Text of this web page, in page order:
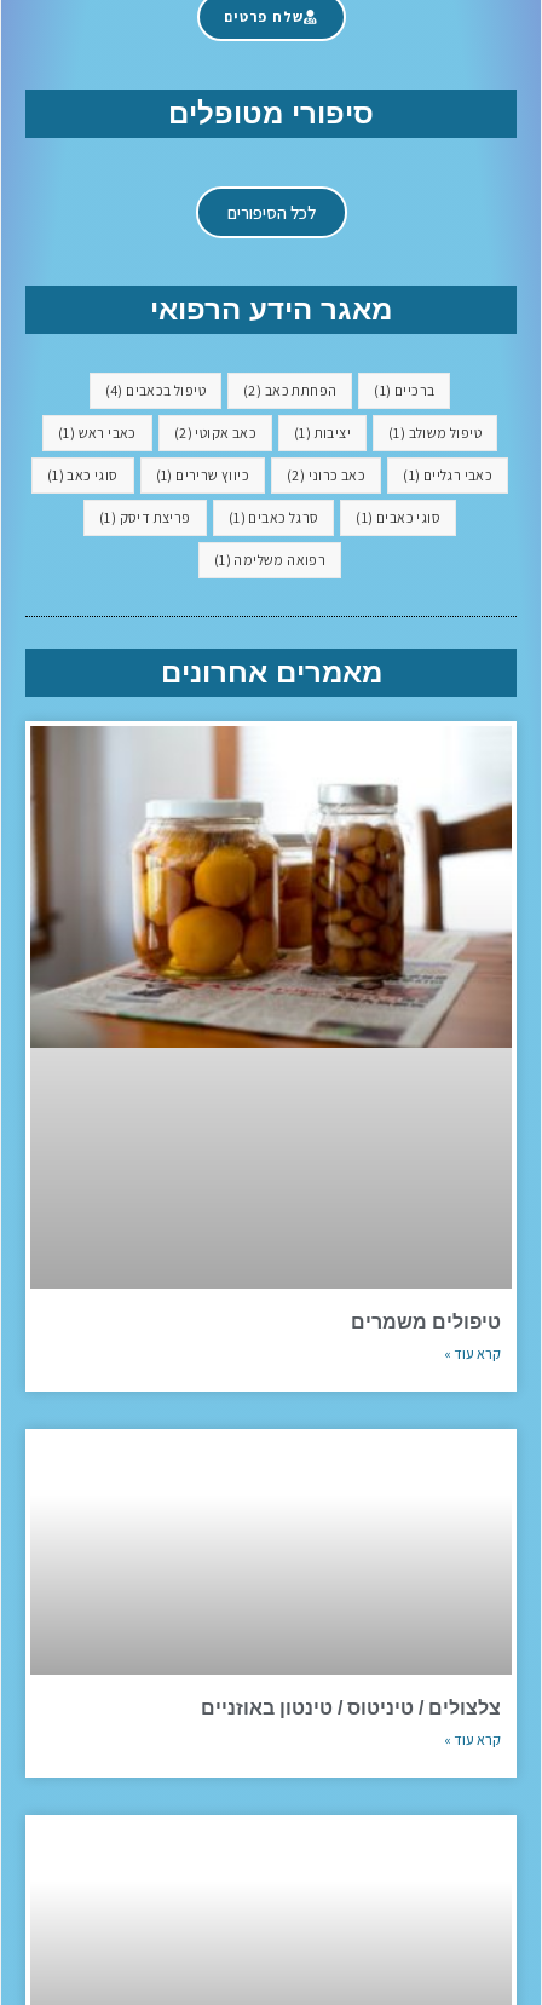
שלח פרטים
סיפורי מטופלים
לכל הסיפורים
מאגר הידע הרפואי
ברכיים (1) הפחתת כאב (2) טיפול בכאבים (4)
טיפול משולב (1) יציבות (1) כאב אקוטי (2) כאבי ראש (1)
כאבי רגליים (1) כאב כרוני (2) כיווץ שרירים (1) סוגי כאב(1)
סוגי כאבים (1) סרגל כאבים (1) פריצת דיסק (1)
רפואה משלימה (1)
מאמרים אחרונים
טיפולים משמרים
קרא עוד »
צלצולים / טיניטוס / טינטון באוזניים
קרא עוד »